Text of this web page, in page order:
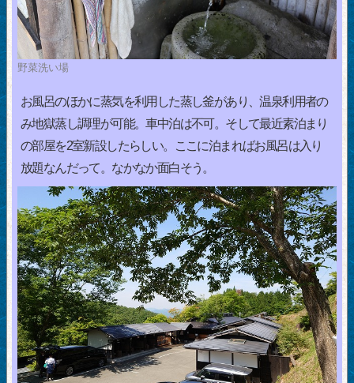
野菜洗い場
お風呂のほかに蒸気を利用した蒸し釜があり、温泉利用者の
み地獄蒸し調理が可能。車中泊は不可。そして最近素泊まり
の部屋を2室新設したらしい。ここに泊まればお風呂は入り
放題なんだって。なかなか面白そう。